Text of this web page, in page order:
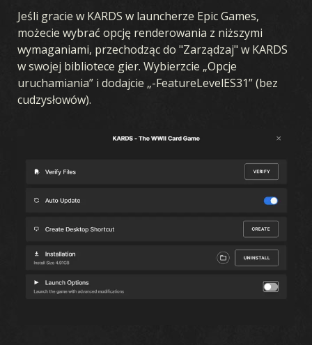
Jeśli gracie w KARDS w launcherze Epic Games,
możecie wybrać opcję renderowania z niższymi
wymaganiami, przechodząc do "Zarządzaj" w KARDS
w swojej bibliotece gier. Wybierzcie „Opcje
uruchamiania” i dodajcie „-FeatureLevelES31” (bez
cudzysłowów).
LETNIE ROZSZERZENIE
BURZA W OCEANII WCZESNA WOJNA
FRONT KRAJOWY
PRZEWAGA POWIETRZNA
PRZEŁOM